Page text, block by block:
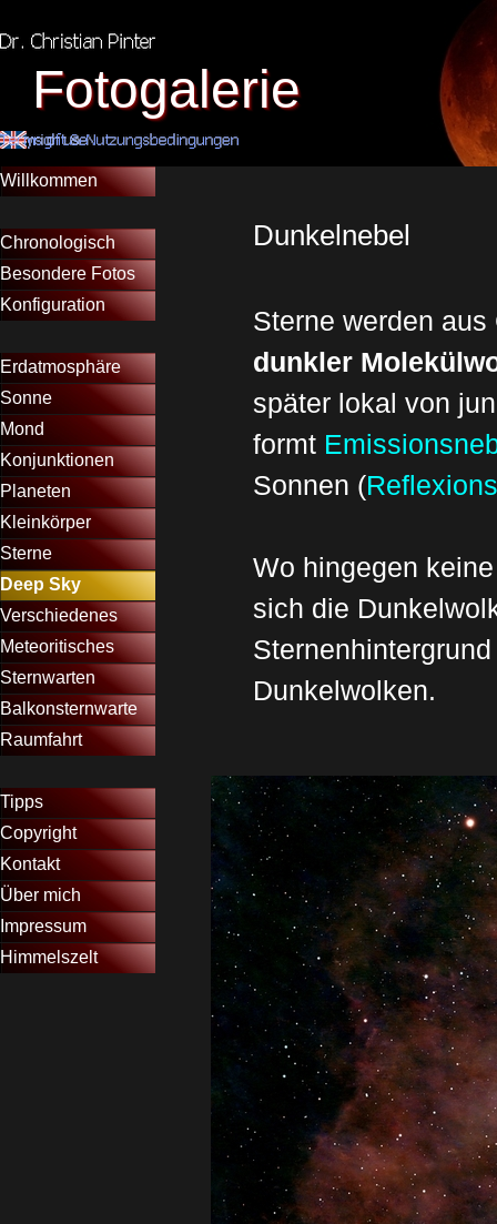
Fotogalerie
Menü überspringen
Willkommen
Chronologisch
Besondere Fotos
Konfiguration
Erdatmosphäre
Sonne
Mond
Konjunktionen
Planeten
Kleinkörper
Sterne
Deep Sky
Verschiedenes
Meteoritisches
Sternwarten
Balkonsternwarte
Raumfahrt
Tipps
Copyright
Kontakt
Über mich
Impressum
Himmelszelt
Dunkelnebel
Sterne werden
dunkler
später lokal von
formt
Sonnen (
Wo hingegen
sich die
Dunkelwolken.